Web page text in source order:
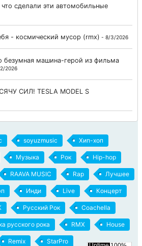
сделали эти автомобильные
- космический мусор (rmx) - 8/3/2026
безумная машина-герой из фильма
2026
СИЛ! TESLA MODEL S
soyuzmusic Хип-хоп
Музыка Рок Hip-hop
RAAVA MUSIC Rap Лучшее
Инди Live Концерт
Русский Рок Coachella
русского рока RMX House
Remix StarPro